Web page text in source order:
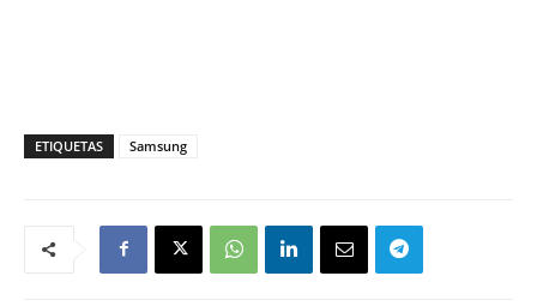
ETIQUETAS Samsung